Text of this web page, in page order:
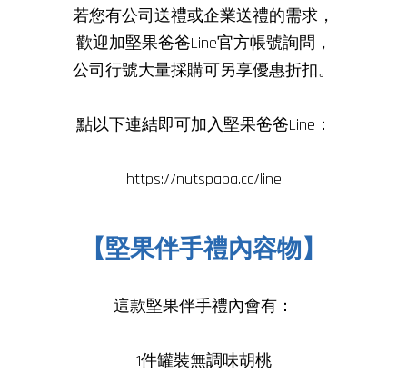
若您有公司送禮或企業送禮的需求，
歡迎加堅果爸爸Line官方帳號詢問，
公司行號大量採購可另享優惠折扣。
點以下連結即可加入堅果爸爸Line：
https://nutspapa.cc/line
【堅果伴手禮內容物】
這款堅果伴手禮內會有：
1件罐裝無調味胡桃